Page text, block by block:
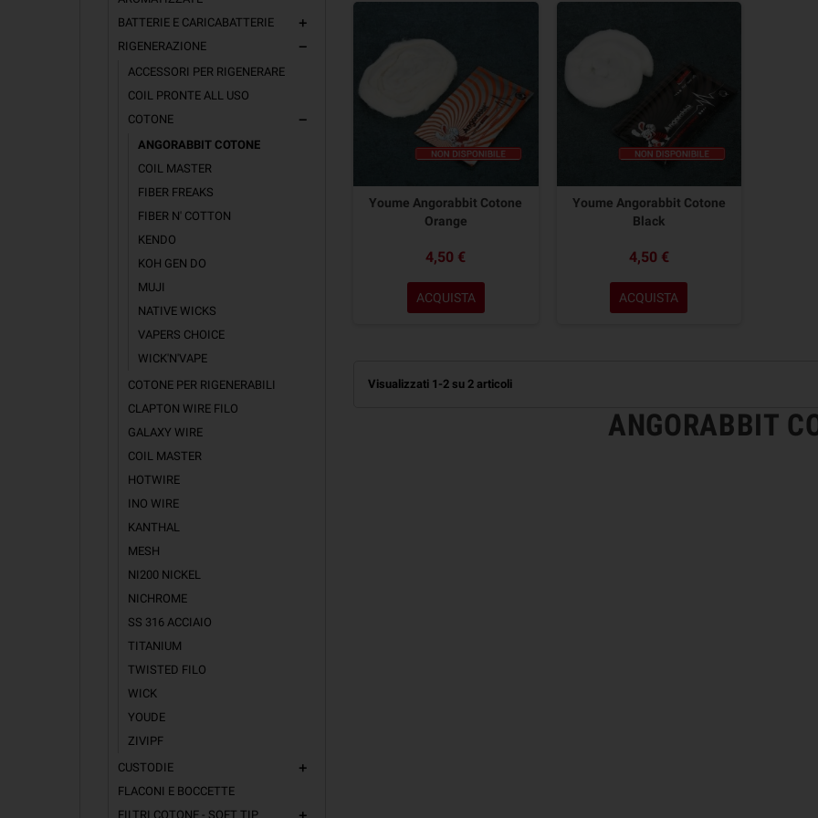
BATTERIE E CARICABATTERIE
add
RIGENERAZIONE remove
ACCESSORI PER RIGENERARE
COIL PRONTE ALL USO
COTONE
remove
ANGORABBIT COTONE
COIL MASTER
FIBER FREAKS
FIBER N' COTTON
KENDO
KOH GEN DO
MUJI
NATIVE WICKS
VAPERS CHOICE
WICK'N'VAPE
COTONE PER RIGENERABILI
CLAPTON WIRE FILO
GALAXY WIRE
COIL MASTER
HOTWIRE
INO WIRE
KANTHAL
MESH
NI200 NICKEL
NICHROME
SS 316 ACCIAIO
TITANIUM
TWISTED FILO
WICK
YOUDE
ZIVIPF
CUSTODIE
add
FLACONI E BOCCETTE
FILTRI COTONE - SOFT TIP
add
Youme Angorabbit Cotone
Orange
4,50 €
ACQUISTA
Youme Angorabbit Cotone
Black
4,50 €
ACQUISTA
Visualizzati 1-2 su 2 articoli
ANGORABBIT